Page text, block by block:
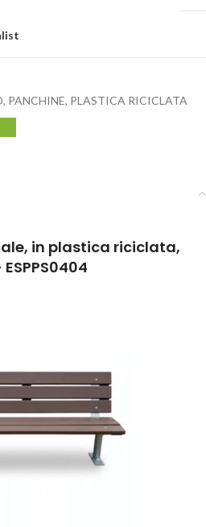
, PANCHINE, PLASTICA RICICLATA
in plastica riciclata,